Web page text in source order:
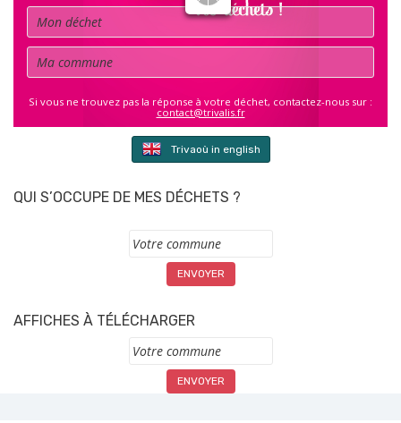
Déchet
Commune
Si vous ne trouvez pas la réponse à votre déchet, contactez-nous sur :
contact@trivalis.fr
Trivaoù in english
QUI S’OCCUPE DE MES DÉCHETS ?
Commune
AFFICHES À TÉLÉCHARGER
Commune